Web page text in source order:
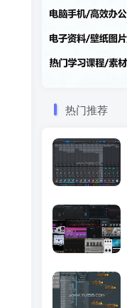
热门推荐